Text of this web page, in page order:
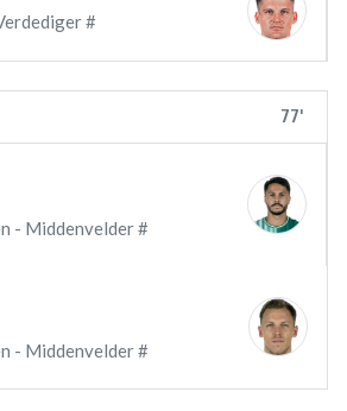
#
77'
- Middenvelder #
- Middenvelder #